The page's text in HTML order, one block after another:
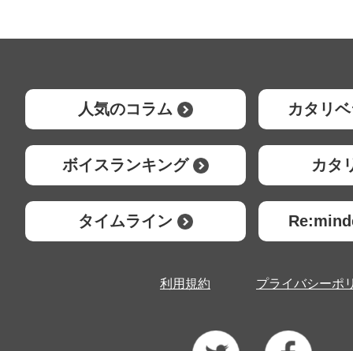
人気のコラム カタリ
ボイスランキング カタ
タイムライン
利用規約 プライバシーポ